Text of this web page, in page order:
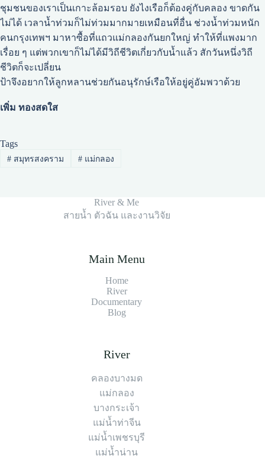
ชุมชนของเราเป็นเกาะล้อมรอบ ยังไงเรือก็ต้องคู่กับคลอง ขาดกัน
ไม่ได้ เวลาน้ำท่วมก็ไม่ท่วมมากมายเหมือนที่อื่น ช่วงน้ำท่วมหนัก
คนกรุงเทพฯ มาหาซื้อที่แถวแม่กลองกันยกใหญ่ ทําให้ที่แพงมาก
เรื่อย ๆ แต่พวกเขาก็ไม่ได้มีวิถีชีวิตเกี่ยวกับน้ำแล้ว สักวันหนึ่งวิถี
ชีวิตก็จะเปลี่ยน
ป้าจึงอยากให้ลูกหลานช่วยกันอนุรักษ์เรือให้อยู่คู่อัมพวาด้วย
เพิ่ม ทองสดใส
Tags
#สมุทรสงคราม #แม่กลอง
River & Me
สายน้ำ ตัวฉัน และงานวิจัย
Main Menu
Home
River
Documentary
Blog
River
คลองบางมด
แม่กลอง
บางกระเจ้า
แม่น้ำท่าจีน
แม่น้ำเพชรบุรี
แม่น้ำน่าน